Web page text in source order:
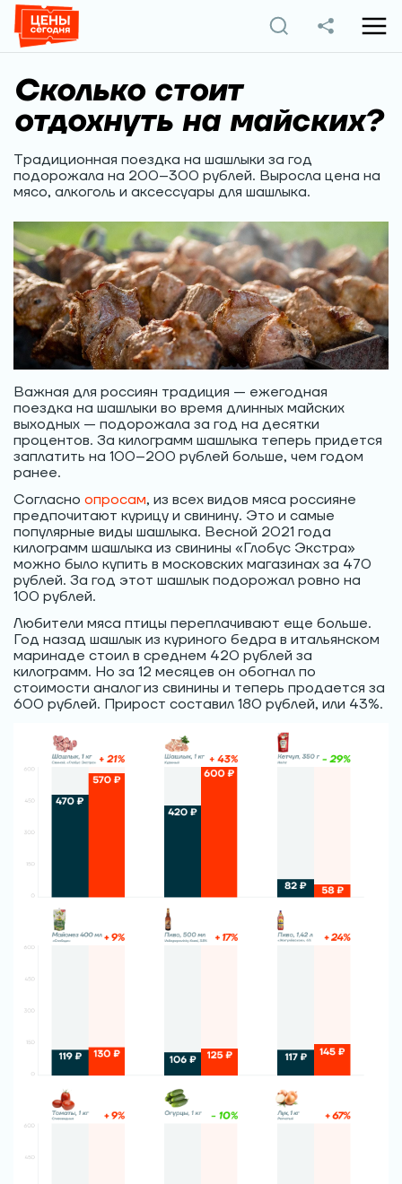
Сколько стоит
отдохнуть на майских?
Традиционная поездка на шашлыки за год
подорожала на 200–300 рублей. Выросла цена на
мясо, алкоголь и аксессуары для шашлыка.
Важная для россиян традиция — ежегодная
поездка на шашлыки во время длинных майских
выходных — подорожала за год на десятки
процентов. За килограмм шашлыка теперь придется
заплатить на 100–200 рублей больше, чем годом
ранее.
Согласно опросам, из всех видов мяса россияне
предпочитают курицу и свинину. Это и самые
популярные виды шашлыка. Весной 2021 года
килограмм шашлыка из свинины «Глобус Экстра»
можно было купить в московских магазинах за 470
рублей. За год этот шашлык подорожал ровно на
100 рублей.
Любители мяса птицы переплачивают еще больше.
Год назад шашлык из куриного бедра в итальянском
маринаде стоил в среднем 420 рублей за
килограмм. Но за 12 месяцев он обогнал по
стоимости аналог из свинины и теперь продается за
600 рублей. Прирост составил 180 рублей, или 43%.